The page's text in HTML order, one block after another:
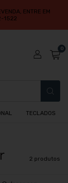
ENTRE EM
1522
0
TECLADOS
2 produtos